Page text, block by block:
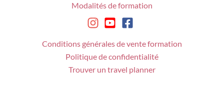
Modalités de formation
Conditions générales de vente formation
Politique de confidentialité
Trouver un travel planner